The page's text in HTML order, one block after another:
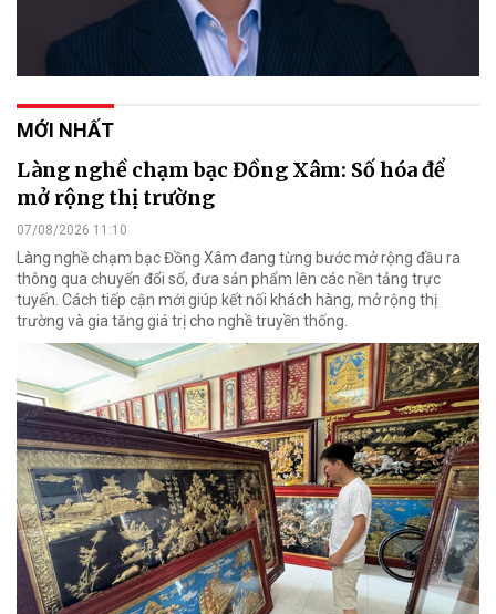
MỚI NHẤT
Làng nghề chạm bạc Đồng Xâm: Số hóa để
mở rộng thị trường
07/08/2026 11:10
Làng nghề chạm bạc Đồng Xâm đang từng bước mở rộng đầu ra
thông qua chuyển đổi số, đưa sản phẩm lên các nền tảng trực
tuyến. Cách tiếp cận mới giúp kết nối khách hàng, mở rộng thị
trường và gia tăng giá trị cho nghề truyền thống.